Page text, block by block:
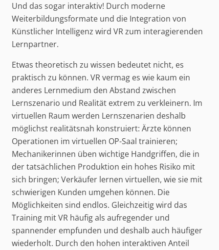
Und das sogar interaktiv! Durch moderne
Weiterbildungsformate und die Integration von
Künstlicher Intelligenz wird VR zum interagierenden
Lernpartner.
Etwas theoretisch zu wissen bedeutet nicht, es
praktisch zu können. VR vermag es wie kaum ein
anderes Lernmedium den Abstand zwischen
Lernszenario und Realität extrem zu verkleinern. Im
virtuellen Raum werden Lernszenarien deshalb
möglichst realitätsnah konstruiert: Ärzte können
Operationen im virtuellen OP-Saal trainieren;
Mechanikerinnen üben wichtige Handgriffen, die in
der tatsächlichen Produktion ein hohes Risiko mit
sich bringen; Verkäufer lernen virtuellen, wie sie mit
schwierigen Kunden umgehen können. Die
Möglichkeiten sind endlos. Gleichzeitig wird das
Training mit VR häufig als aufregender und
spannender empfunden und deshalb auch häufiger
wiederholt. Durch den hohen interaktiven Anteil